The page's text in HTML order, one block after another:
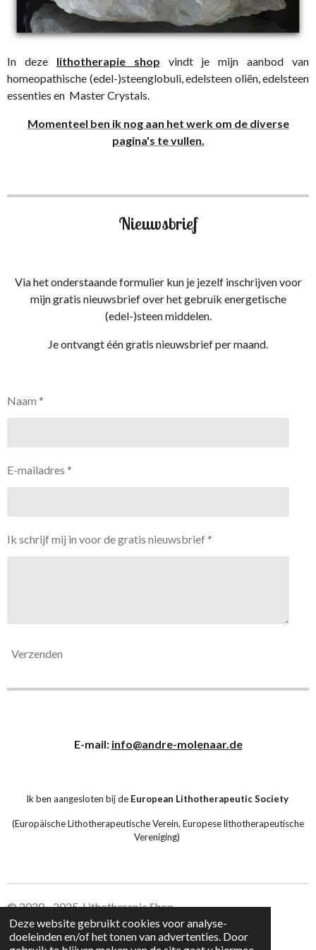
Deze website gebruikt cookies voor analyse-
doeleinden en/of het tonen van advertenties. Door
In deze lithotherapie shop vindt je mijn aanbod van
homeopathische (edel-)steenglobuli, edelsteen oliën, edelsteen
essenties en Master Crystals.
Momenteel ben ik nog aan het werk om de diverse
pagina's te vullen.
Nieuwsbrief
Via het onderstaande formulier kun je jezelf inschrijven voor
mijn gratis nieuwsbrief over het gebruik energetische
(edel-)steen middelen.
Je ontvangt één gratis nieuwsbrief per maand.
Naam *
E-mailadres *
Ik schrijf mij in voor de gratis nieuwsbrief *
Verzenden
E-mail: info@andre-molenaar.de
Ik ben aangesloten bij de European Lithotherapeutic Society
(Europäische Lithotherapeutische Verein, Europese lithotherapeutische
Vereniging)
© 2020 - 2025 Lithotherapie Shop
Leverings voorwaarden Lithotherapie Shop